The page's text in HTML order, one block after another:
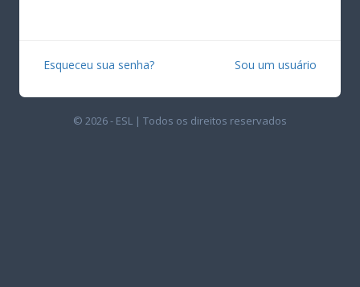
Sou um usuário
Esqueceu sua senha?
© 2026 - ESL | Todos os direitos reservados